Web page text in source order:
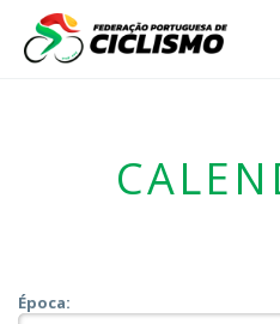
Close
Época: